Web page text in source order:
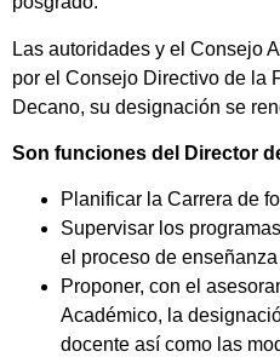
Las autoridades y el Consejo
por el Consejo Directivo de la
Decano, su designación se
Son funciones del Director
Planificar la Carrera de
Supervisar los
el proceso de
Proponer, con el
Académico, la
docente así como las